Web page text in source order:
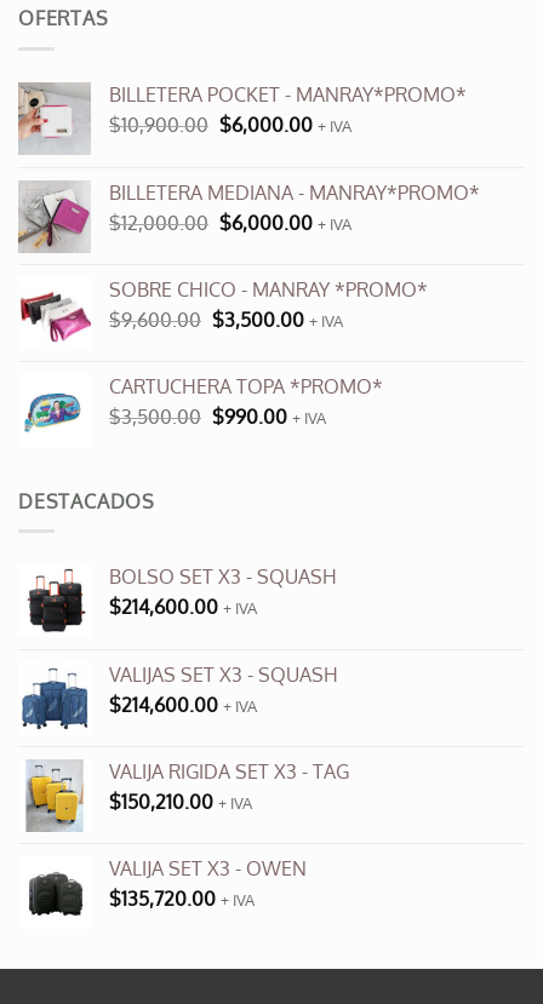
OFERTAS
BILLETERA POCKET - MANRAY*PROMO*
$10,900.00 El
era:
$10,900.00.
$6,000.00El
es:
$6,000.00.
+ IVA
BILLETERA MEDIANA - MANRAY*PROMO*
$12,000.00 El
era:
$12,000.00.
$6,000.00El
es:
$6,000.00.
+ IVA
SOBRE CHICO - MANRAY *PROMO*
$9,600.00 El
era:
$9,600.00.
$3,500.00El
es:
$3,500.00.
+ IVA
CARTUCHERA TOPA *PROMO*
$3,500.00 El
$990.00El+ IVA
DESTACADOS
BOLSO SET X3 - SQUASH
$214,600.00 + IVA
VALIJAS SET X3 - SQUASH
$214,600.00 + IVA
VALIJA RIGIDA SET X3 - TAG
$150,210.00 + IVA
VALIJA SET X3 - OWEN
$135,720.00 + IVA